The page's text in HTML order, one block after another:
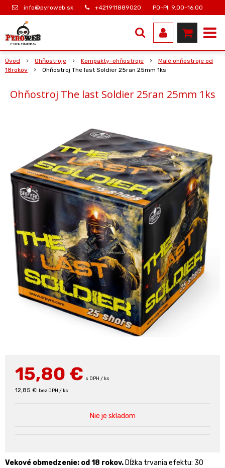
info@pyroweb.sk +421911889020 PO-PI: 9.00-16.00
Úvod Ohňostroje Kompakty-ohňostroje
Malé ohňostroje od
18rokov
Ohňostroj The last Soldier 25ran 25mm 1ks
Ohňostroj The last Soldier 25ran 25mm 1ks
15,80 € s DPH / ks
12,85 € bez DPH / ks
Nie je skladom
Vekové obmedzenie: od 18 rokov. Dĺžka trvania efektu: 30